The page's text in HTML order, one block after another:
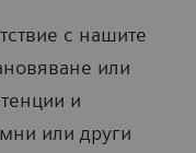
с нашите
или
и
или други